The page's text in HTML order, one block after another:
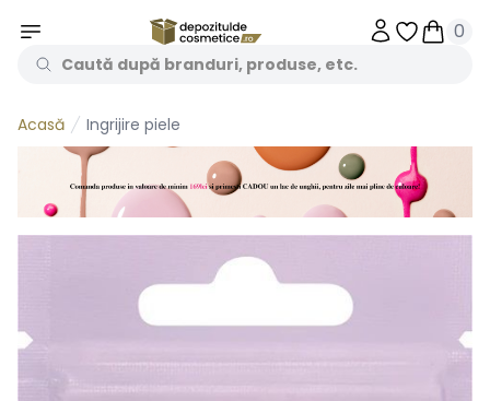
Obiecte
0
Acasă Ingrijire piele